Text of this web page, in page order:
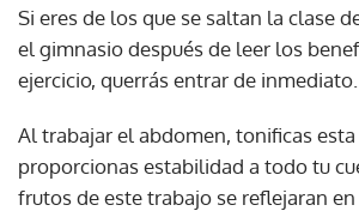
Si eres de los que se saltan la clase
el gimnasio después de leer los
ejercicio, querrás entrar de inmediato.
Al trabajar el abdomen, tonificas esta
proporcionas estabilidad a todo tu
frutos de este trabajo se reflejaran